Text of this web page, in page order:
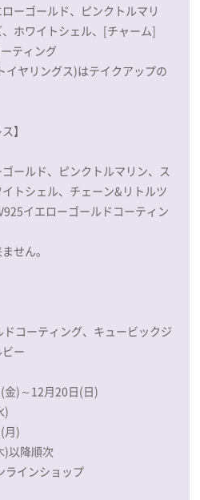
ーゴールド、ピンクトルマリ
ホワイトシェル、[チャーム]
ティング
ヤリングス)はテイクアップの
】
ールド、ピンクトルマリン、ス
トシェル、チェーン&リトルツ
イエローゴールドコーティン
せん。
コーティング、キュービックジ
ー
金)～12月20日(日)
)
月)
)以降順次
ラインショップ